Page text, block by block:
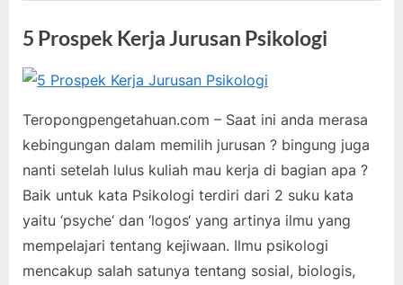
5 Prospek Kerja Jurusan Psikologi
Posted
on
15,
teropongpengetahuan
Komentar
Prospek
Kerja
Jurusan
Psikologi
Teropongpengetahuan.com – Saat ini anda merasa
kebingungan dalam memilih jurusan ? bingung juga
nanti setelah lulus kuliah mau kerja di bagian apa ?
Baik untuk kata Psikologi terdiri dari 2 suku kata
yaitu ‘psyche‘ dan ‘logos‘ yang artinya ilmu yang
mempelajari tentang kejiwaan. Ilmu psikologi
mencakup salah satunya tentang sosial, biologis,